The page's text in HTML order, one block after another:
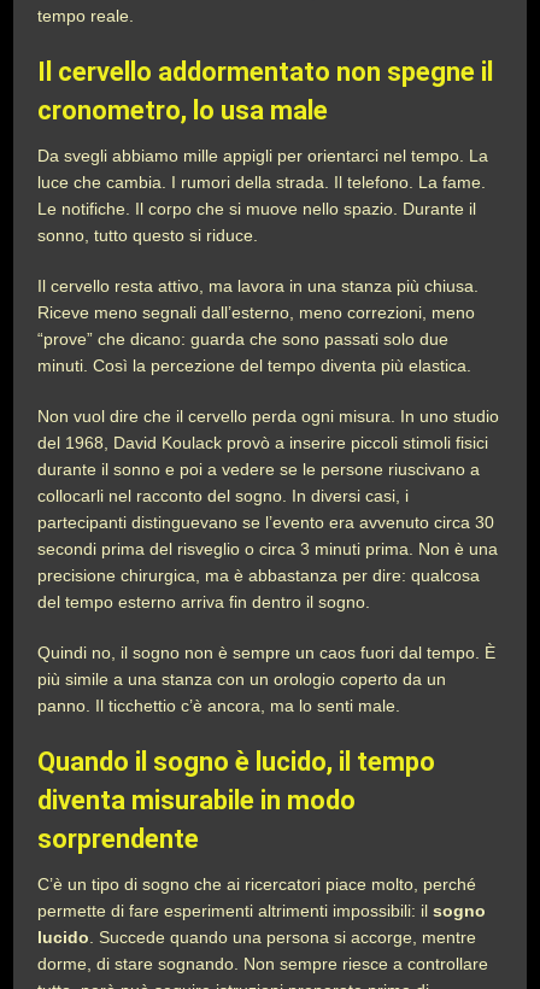
tempo reale.
Il cervello addormentato non spegne il
cronometro, lo usa male
Da svegli abbiamo mille appigli per orientarci nel tempo. La
luce che cambia. I rumori della strada. Il telefono. La fame.
Le notifiche. Il corpo che si muove nello spazio. Durante il
sonno, tutto questo si riduce.
Il cervello resta attivo, ma lavora in una stanza più chiusa.
Riceve meno segnali dall’esterno, meno correzioni, meno
“prove” che dicano: guarda che sono passati solo due
minuti. Così la percezione del tempo diventa più elastica.
Non vuol dire che il cervello perda ogni misura. In uno studio
del 1968, David Koulack provò a inserire piccoli stimoli fisici
durante il sonno e poi a vedere se le persone riuscivano a
collocarli nel racconto del sogno. In diversi casi, i
partecipanti distinguevano se l’evento era avvenuto circa 30
secondi prima del risveglio o circa 3 minuti prima. Non è una
precisione chirurgica, ma è abbastanza per dire: qualcosa
del tempo esterno arriva fin dentro il sogno.
Quindi no, il sogno non è sempre un caos fuori dal tempo. È
più simile a una stanza con un orologio coperto da un
panno. Il ticchettio c’è ancora, ma lo senti male.
Quando il sogno è lucido, il tempo
diventa misurabile in modo
sorprendente
C’è un tipo di sogno che ai ricercatori piace molto, perché
permette di fare esperimenti altrimenti impossibili: ilsogno
lucido . Succede quando una persona si accorge, mentre
dorme, di stare sognando. Non sempre riesce a controllare